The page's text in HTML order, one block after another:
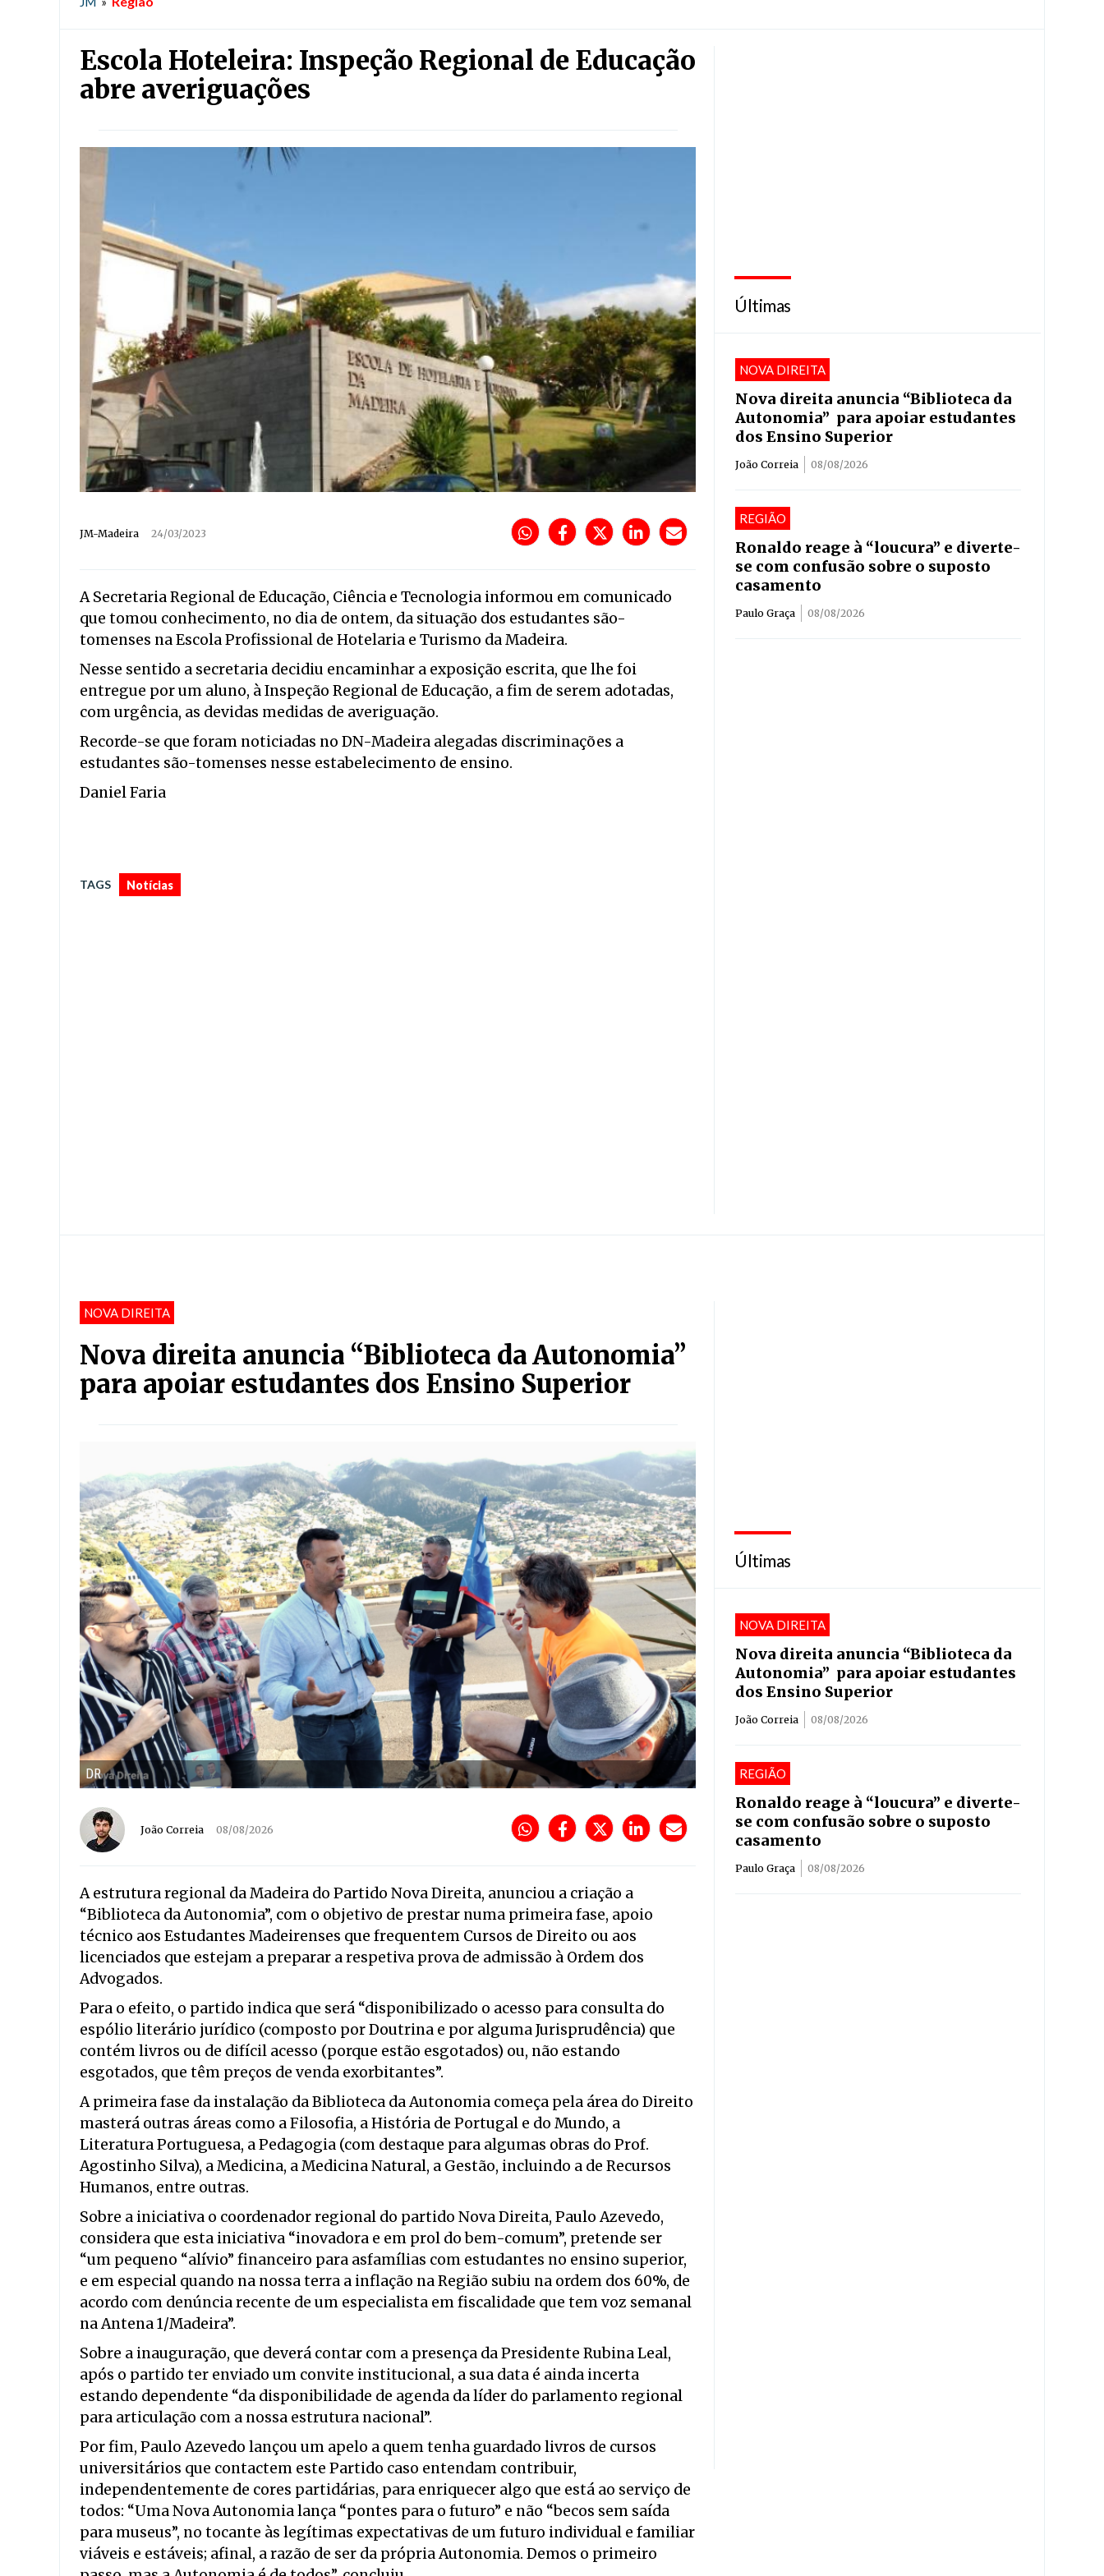
Escola Hoteleira: Inspeção Regional de Educação
abre averiguações
JM-Madeira 24/03/2023
A Secretaria Regional de Educação, Ciência e Tecnologia informou em comunicado
que tomou conhecimento, no dia de ontem, da situação dos estudantes são-
tomenses na Escola Profissional de Hotelaria e Turismo da Madeira.
Nesse sentido a secretaria decidiu encaminhar a exposição escrita, que lhe foi
entregue por um aluno, à Inspeção Regional de Educação, a fim de serem adotadas,
com urgência, as devidas medidas de averiguação.
Recorde-se que foram noticiadas no DN-Madeira alegadas discriminações a
estudantes são-tomenses nesse estabelecimento de ensino.
Daniel Faria
TAGS Notícias
Últimas
NOVA DIREITA
Nova direita anuncia “Biblioteca da
Autonomia” para apoiar estudantes
dos Ensino Superior
João Correia 08/08/2026
REGIÃO
Ronaldo reage à “loucura” e diverte-
se com confusão sobre o suposto
casamento
Paulo Graça 08/08/2026
NOVA DIREITA
Nova direita anuncia “Biblioteca da Autonomia”
para apoiar estudantes dos Ensino Superior
DR
João Correia 08/08/2026
A estrutura regional da Madeira do Partido Nova Direita, anunciou a criação a
“Biblioteca da Autonomia”, com o objetivo de prestar numa primeira fase, apoio
técnico aos Estudantes Madeirenses que frequentem Cursos de Direito ou aos
licenciados que estejam a preparar a respetiva prova de admissão à Ordem dos
Advogados.
Para o efeito, o partido indica que será “disponibilizado o acesso para consulta do
espólio literário jurídico (composto por Doutrina e por alguma Jurisprudência) que
contém livros ou de difícil acesso (porque estão esgotados) ou, não estando
esgotados, que têm preços de venda exorbitantes”.
A primeira fase da instalação da Biblioteca da Autonomia começa pela área do Direito
masterá outras áreas como a Filosofia, a História de Portugal e do Mundo, a
Literatura Portuguesa, a Pedagogia (com destaque para algumas obras do Prof.
Agostinho Silva), a Medicina, a Medicina Natural, a Gestão, incluindo a de Recursos
Humanos, entre outras.
Sobre a iniciativa o coordenador regional do partido Nova Direita, Paulo Azevedo,
considera que esta iniciativa “inovadora e em prol do bem-comum”, pretende ser
“um pequeno “alívio” financeiro para asfamílias com estudantes no ensino superior,
e em especial quando na nossa terra a inflação na Região subiu na ordem dos 60%, de
acordo com denúncia recente de um especialista em fiscalidade que tem voz semanal
na Antena 1/Madeira”.
Sobre a inauguração, que deverá contar com a presença da Presidente Rubina Leal,
após o partido ter enviado um convite institucional, a sua data é ainda incerta
estando dependente “da disponibilidade de agenda da líder do parlamento regional
para articulação com a nossa estrutura nacional”.
Por fim, Paulo Azevedo lançou um apelo a quem tenha guardado livros de cursos
universitários que contactem este Partido caso entendam contribuir,
independentemente de cores partidárias, para enriquecer algo que está ao serviço de
todos: “Uma Nova Autonomia lança “pontes para o futuro” e não “becos sem saída
para museus”, no tocante às legítimas expectativas de um futuro individual e familiar
viáveis e estáveis; afinal, a razão de ser da própria Autonomia. Demos o primeiro
Últimas
NOVA DIREITA
Nova direita anuncia “Biblioteca da
Autonomia” para apoiar estudantes
dos Ensino Superior
João Correia 08/08/2026
REGIÃO
Ronaldo reage à “loucura” e diverte-
se com confusão sobre o suposto
casamento
Paulo Graça 08/08/2026